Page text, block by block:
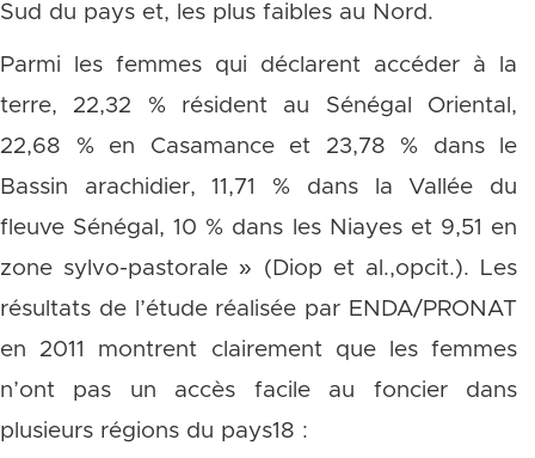
Sud du pays et, les plus faibles au Nord.
Parmi les femmes qui déclarent accéder à la
terre, 22,32 % résident au Sénégal Oriental,
22,68 % en Casamance et 23,78 % dans le
Bassin arachidier, 11,71 % dans la Vallée du
fleuve Sénégal, 10 % dans les Niayes et 9,51 en
zone sylvo-pastorale » (Diop et al.,opcit.). Les
résultats de l’étude réalisée par ENDA/PRONAT
en 2011 montrent clairement que les femmes
n’ont pas un accès facile au foncier dans
plusieurs régions du pays18 :